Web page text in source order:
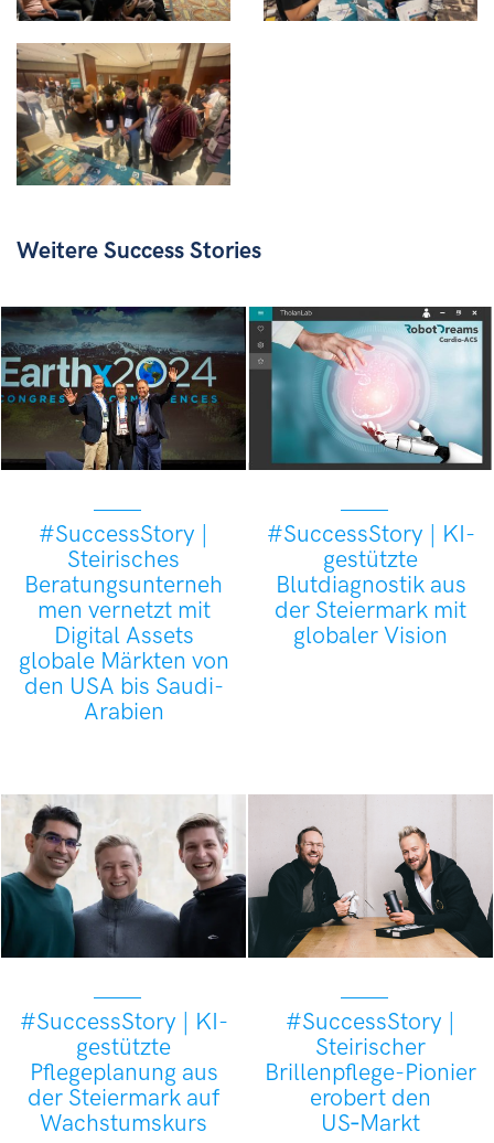
Weitere Success Stories
#SuccessStory |
Steirisches
Beratungsunterneh
men vernetzt mit
Digital Assets
globale Märkten von
den USA bis Saudi-
Arabien
#SuccessStory | KI-
gestützte
Blutdiagnostik aus
der Steiermark mit
globaler Vision
#SuccessStory | KI-
gestützte
Pflegeplanung aus
der Steiermark auf
Wachstumskurs
#SuccessStory |
Steirischer
Brillenpflege-Pionier
erobert den
US‑Markt